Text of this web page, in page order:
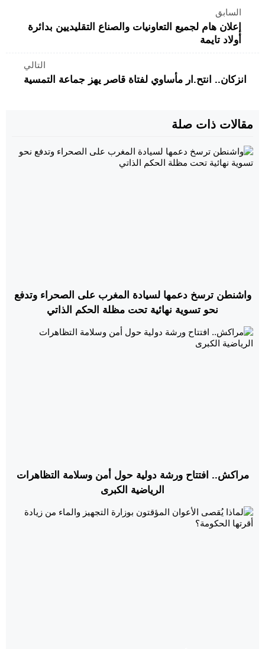
السابق
إعلان هام لجميع التعاونيات والصناع التقليديين بدائرة
أولاد تايمة
التالي
انزكان.. انتح.ار مأساوي لفتاة قاصر يهز جماعة التمسية
مقالات ذات صلة
واشنطن ترسخ دعمها لسيادة المغرب على الصحراء وتدفع
نحو تسوية نهائية تحت مظلة الحكم الذاتي
مراكش.. افتتاح ورشة دولية حول أمن وسلامة التظاهرات
الرياضية الكبرى